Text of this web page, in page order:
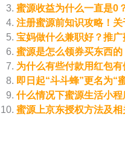
蜜源收益为什么一直是0
注册蜜源前知识攻略！
宝妈做什么兼职好？推
蜜源是怎么领券买东西的
为什么有些付款用红包
即日起“斗斗蜂”更名为“
什么情况下蜜源生活小程
蜜源上京东授权方法及相